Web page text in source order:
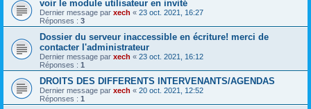
voir le module utilisateur en invité
Dernier message par xech « 23 oct. 2021, 16:27
Réponses : 3
Dossier du serveur inaccessible en écriture! merci de
contacter l'administrateur
Dernier message par xech « 23 oct. 2021, 16:12
Réponses : 1
DROITS DES DIFFERENTS INTERVENANTS/AGENDAS
Dernier message par xech « 20 oct. 2021, 12:52
Réponses : 1